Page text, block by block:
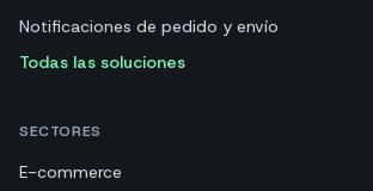
Notificaciones de pedido y envío
Todas las soluciones
SECTORES
E-commerce